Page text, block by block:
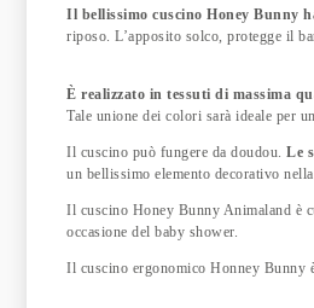
Il bellissimo cuscino Honey Bunny
riposo. L’apposito solco, protegge il
È realizzato in tessuti di massima
Tale unione dei colori sarà ideale per
Il cuscino può fungere da doudou. Le
un bellissimo elemento decorativo nella
Il cuscino Honey Bunny Animaland è
occasione del baby shower.
Il cuscino ergonomico Honney